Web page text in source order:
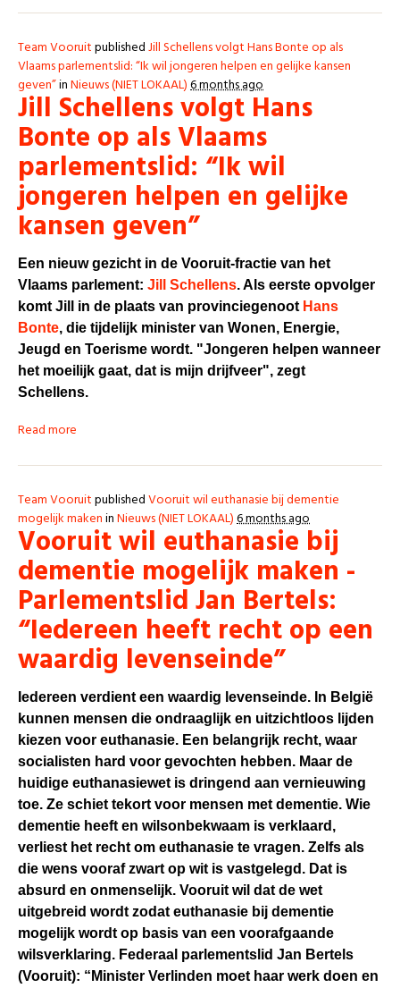
Team VooruitpublishedJill Schellens volgt Hans Bonte op als
Vlaams parlementslid: “Ik wil jongeren helpen en gelijke kansen
geven”inNieuws (NIET LOKAAL)6 months ago
Jill Schellens volgt Hans
Bonte op als Vlaams
parlementslid: “Ik wil
jongeren helpen en gelijke
kansen geven”
Een nieuw gezicht in de Vooruit-fractie van het
Vlaams parlement: Jill Schellens. Als eerste opvolger
komt Jill in de plaats van provinciegenoot Hans
Bonte, die tijdelijk minister van Wonen, Energie,
Jeugd en Toerisme wordt. "Jongeren helpen wanneer
het moeilijk gaat, dat is mijn drijfveer", zegt
Schellens.
Read more
Team VooruitpublishedVooruit wil euthanasie bij dementie
mogelijk makeninNieuws (NIET LOKAAL)6 months ago
Vooruit wil euthanasie bij
dementie mogelijk maken -
Parlementslid Jan Bertels:
“Iedereen heeft recht op een
waardig levenseinde”
Iedereen verdient een waardig levenseinde. In België
kunnen mensen die ondraaglijk en uitzichtloos lijden
kiezen voor euthanasie. Een belangrijk recht, waar
socialisten hard voor gevochten hebben. Maar de
huidige euthanasiewet is dringend aan vernieuwing
toe. Ze schiet tekort voor mensen met dementie. Wie
dementie heeft en wilsonbekwaam is verklaard,
verliest het recht om euthanasie te vragen. Zelfs als
die wens vooraf zwart op wit is vastgelegd. Dat is
absurd en onmenselijk. Vooruit wil dat de wet
uitgebreid wordt zodat euthanasie bij dementie
mogelijk wordt op basis van een voorafgaande
wilsverklaring. Federaal parlementslid Jan Bertels
(Vooruit): “Minister Verlinden moet haar werk doen en